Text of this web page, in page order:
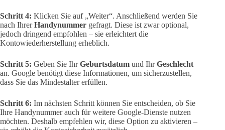
Schritt 4: Klicken Sie auf „Weiter“. Anschließend werden Sie
nach IhrerHandynummer gefragt. Diese ist zwar optional,
jedoch dringend empfohlen – sie erleichtert die
Kontowiederherstellung erheblich.
Schritt 5: Geben Sie IhrGeburtsdatum und IhrGeschlecht
an. Google benötigt diese Informationen, um sicherzustellen,
dass Sie das Mindestalter erfüllen.
Schritt 6: Im nächsten Schritt können Sie entscheiden, ob Sie
Ihre Handynummer auch für weitere Google-Dienste nutzen
möchten. Deshalb empfehlen wir, diese Option zu aktivieren –